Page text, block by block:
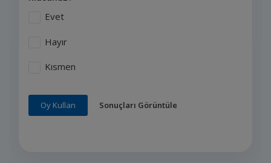
Evet
Hayır
Kısmen
Oy Kullan Sonuçları Görüntüle